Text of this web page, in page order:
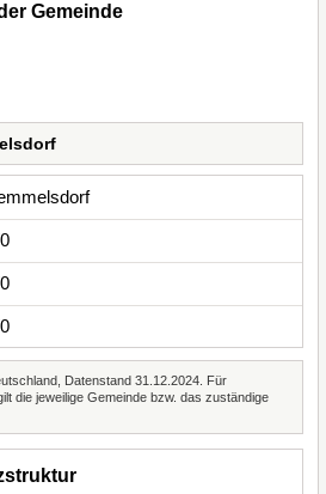
Gemeinde
Datenstand 31.12.2024. Für
die jeweilige Gemeinde bzw. das zuständige